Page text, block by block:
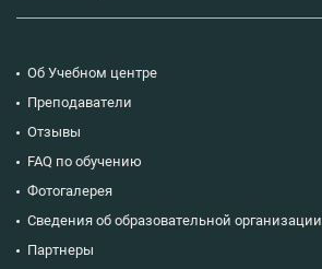
Об Учебном центре
Преподаватели
Отзывы
FAQ по обучению
Фотогалерея
Сведения об образовательной организации
Партнеры